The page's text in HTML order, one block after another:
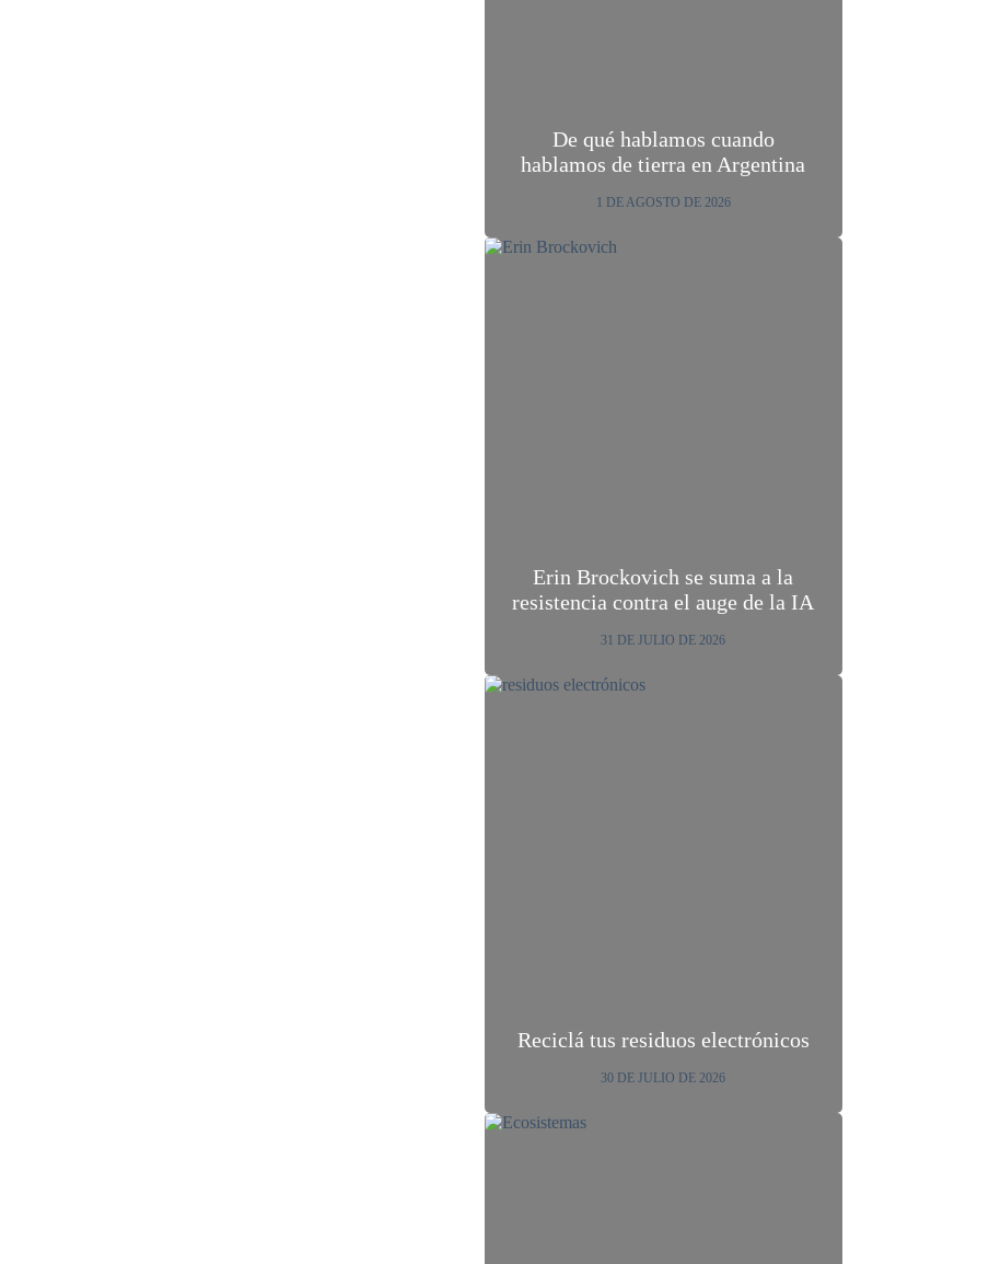
De qué hablamos cuando
hablamos de tierra en Argentina
1 DE AGOSTO DE 2026
Erin Brockovich se suma a la
resistencia contra el auge de la IA
31 DE JULIO DE 2026
Reciclá tus residuos electrónicos
30 DE JULIO DE 2026